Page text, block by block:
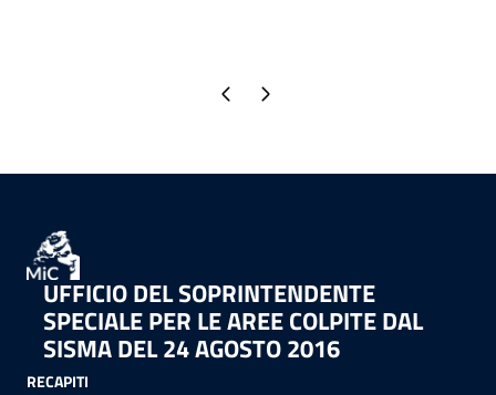
Pagina precedente
Pagina successiva
UFFICIO DEL SOPRINTENDENTE
SPECIALE PER LE AREE COLPITE DAL
SISMA DEL 24 AGOSTO 2016
RECAPITI